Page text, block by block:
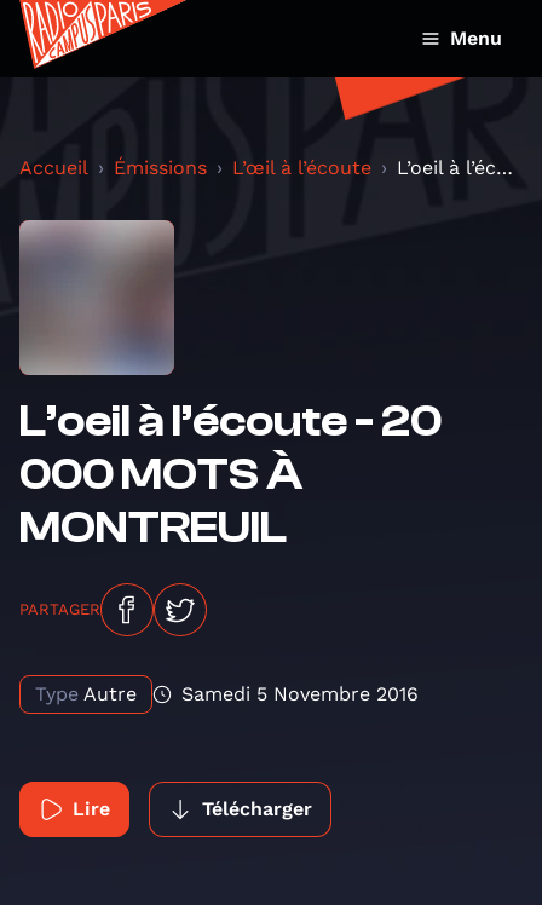
Menu
Accueil Émissions L’œil à l’écoute L’oeil à l’écoute - 20 000 MOTS À MONTREUIL
L’oeil à l’écoute - 20
000 MOTS À
MONTREUIL
PARTAGER
Type Autre Samedi 5 Novembre 2016
Lire Télécharger